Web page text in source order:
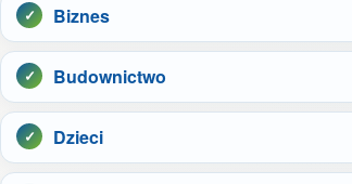
Biznes
Budownictwo
Dzieci